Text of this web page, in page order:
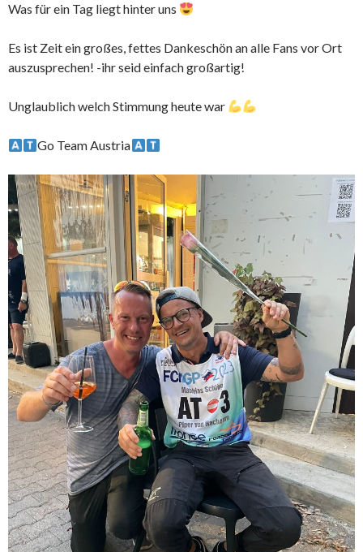
Was für ein Tag liegt hinter uns
Es ist Zeit ein großes, fettes Dankeschön an alle Fans vor Ort
auszusprechen! -ihr seid einfach großartig!
Unglaublich welch Stimmung heute war
Go Team Austria